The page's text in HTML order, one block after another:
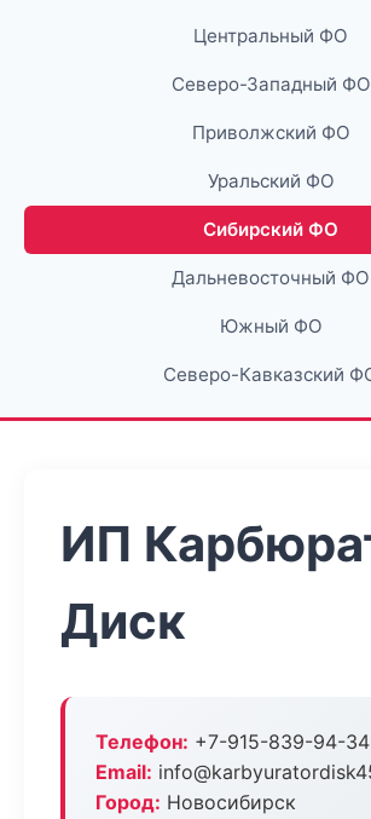
Центральный ФО
Северо-Западный ФО
Приволжский ФО
Уральский ФО
Сибирский ФО
Дальневосточный ФО
Южный ФО
Северо-Кавказский
ИП
Диск
Телефон: +7-915-839-94-34
Email:
Город: Новосибирск